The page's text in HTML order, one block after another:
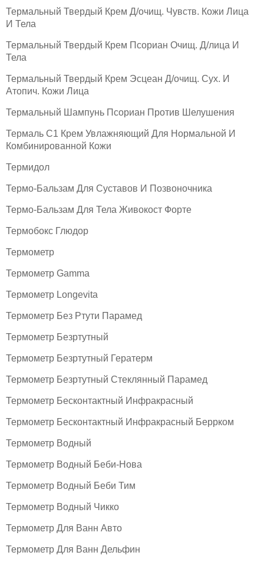
Термальный Твердый Крем Д/очищ. Чувств. Кожи Лица
И Тела
Термальный Твердый Крем Псориан Очищ. Д/лица И
Тела
Термальный Твердый Крем Эсцеан Д/очищ. Сух. И
Атопич. Кожи Лица
Термальный Шампунь Псориан Против Шелушения
Термаль С1 Крем Увлажняющий Для Нормальной И
Комбинированной Кожи
Термидол
Термо-Бальзам Для Суставов И Позвоночника
Термо-Бальзам Для Тела Живокост Форте
Термобокс Глюдор
Термометр
Термометр Gamma
Термометр Longevita
Термометр Без Ртути Парамед
Термометр Безртутный
Термометр Безртутный Гератерм
Термометр Безртутный Стеклянный Парамед
Термометр Бесконтактный Инфракрасный
Термометр Бесконтактный Инфракрасный Беррком
Термометр Водный
Термометр Водный Беби-Нова
Термометр Водный Беби Тим
Термометр Водный Чикко
Термометр Для Ванн Авто
Термометр Для Ванн Дельфин